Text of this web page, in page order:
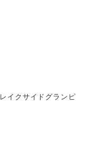
イクサイドグランピ